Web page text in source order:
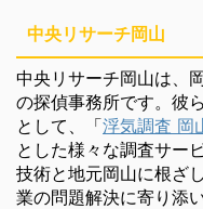
中央リサーチ岡山
中央リサーチ岡山は、
の探偵事務所です。彼
として、「浮気調査 岡
とした様々な調査サー
技術と地元岡山に根ざ
業の問題解決に寄り添い